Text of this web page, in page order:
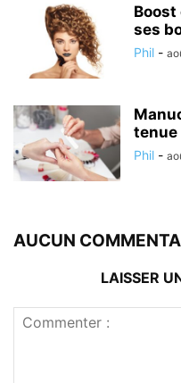
ses
Phil -
tenue
Phil -
AUCUN
LAISSER